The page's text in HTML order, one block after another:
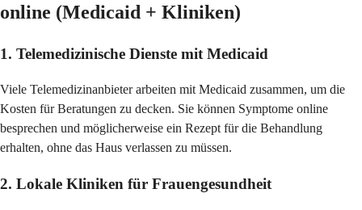
online (Medicaid + Kliniken)
1. Telemedizinische Dienste mit Medicaid
Viele Telemedizinanbieter arbeiten mit Medicaid zusammen, um die
Kosten für Beratungen zu decken. Sie können Symptome online
besprechen und möglicherweise ein Rezept für die Behandlung
erhalten, ohne das Haus verlassen zu müssen.
2. Lokale Kliniken für Frauengesundheit